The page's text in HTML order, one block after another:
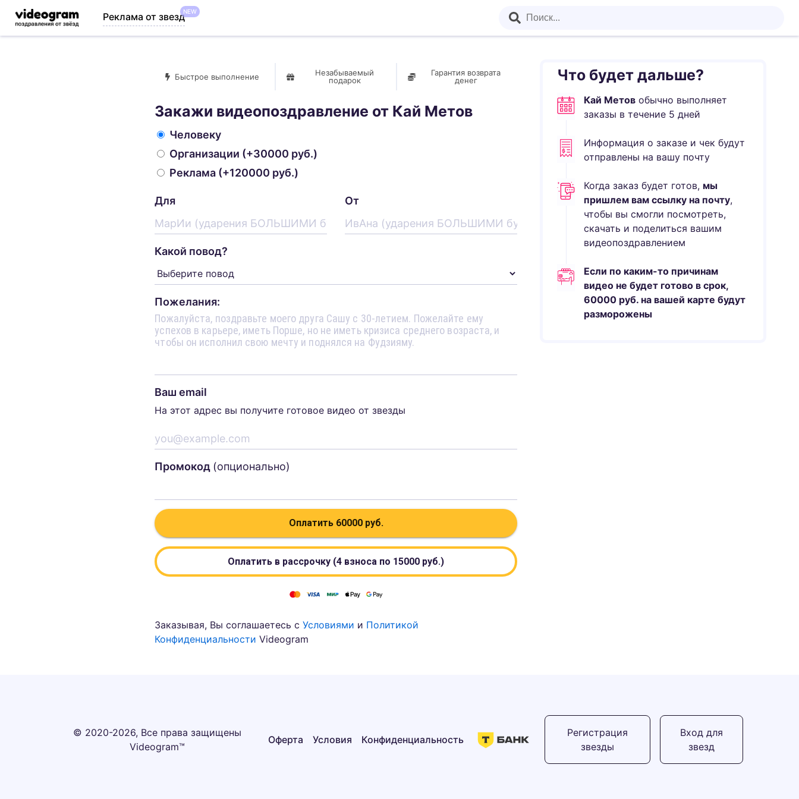
Реклама от звездNEW
Быстрое выполнение
Незабываемый
подарок
Гарантия возврата
денег
Закажи видеопоздравление от Кай Метов
Человеку
Организации (+30000 руб.)
Реклама (+120000 руб.)
Для От
Какой повод?
Пожелания:
Ваш email
На этот адрес вы получите готовое видео от звезды
Промокод (опционально)
Оплатить 60000руб.
Оплатить в рассрочку (4 взноса по 15000 руб.)
Что будет дальше?
Кай Метов обычно выполняет
заказы в течение 5 дней
Информация о заказе и чек будут
отправлены на вашу почту
Когда заказ будет готов, мы
пришлем вам ссылку на почту,
чтобы вы смогли посмотреть,
скачать и поделиться вашим
видеопоздравлением
Если по каким-то причинам
видео не будет готово в срок,
60000 руб. на вашей карте будут
разморожены
Заказывая, Вы соглашаетесь сУсловиями и Политикой
Конфиденциальности Videogram
© 2020-2026, Все права защищены
Videogram™
Оферта Условия Конфиденциальность
Регистрация
звезды
Вход для
звезд